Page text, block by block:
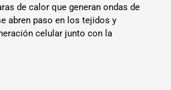
de calor que generan ondas de
abren paso en los tejidos y
celular junto con la